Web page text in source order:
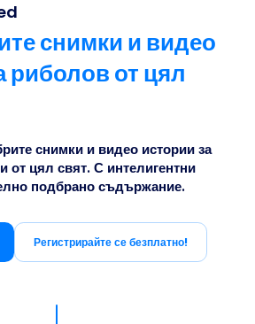
снимки и видео
риболов от цял
снимки и видео истории за
от цял свят. С интелигентни
подбрано съдържание.
Регистрирайте се безплатно!